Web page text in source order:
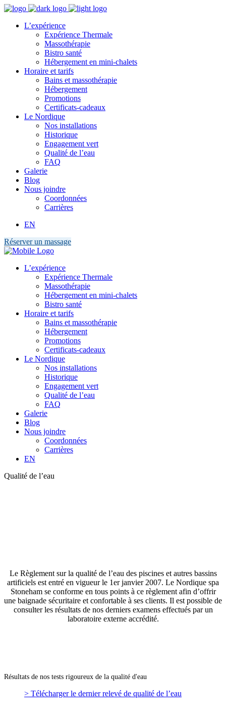
L’expérience
Expérience Thermale
Massothérapie
Bistro santé
Hébergement en mini-chalets
Horaire et tarifs
Bains et massothérapie
Hébergement
Promotions
Certificats-cadeaux
Le Nordique
Nos installations
Historique
Engagement vert
Qualité de l’eau
FAQ
Galerie
Blog
Nous joindre
Coordonnées
Carrières
EN
Réserver un massage
L’expérience
Expérience Thermale
Massothérapie
Hébergement en mini-chalets
Bistro santé
Horaire et tarifs
Bains et massothérapie
Hébergement
Promotions
Certificats-cadeaux
Le Nordique
Nos installations
Historique
Engagement vert
Qualité de l’eau
FAQ
Galerie
Blog
Nous joindre
Coordonnées
Carrières
EN
Qualité de l’eau
Le Règlement sur la qualité de l’eau des piscines et autres bassins
artificiels est entré en vigueur le 1er janvier 2007. Le Nordique spa
Stoneham se conforme en tous points à ce règlement afin d’offrir
une baignade sécuritaire et confortable à ses clients. Il est possible de
consulter les résultats de nos derniers examens effectués par un
laboratoire externe accrédité.
Résultats de nos tests rigoureux de la qualité d'eau
> Télécharger le dernier relevé de qualité de l’eau